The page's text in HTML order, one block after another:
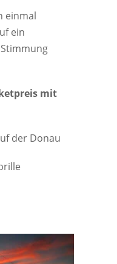
einmal
ein
mit
der Donau